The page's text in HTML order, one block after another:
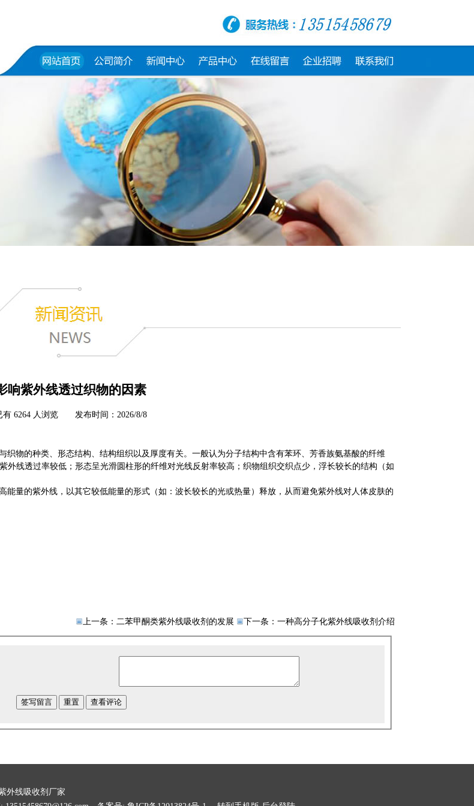
响紫外线透过织物的因素
有 6264 人浏览 发布时间：2026/8/8
物的种类、形态结构、结构组织以及厚度有关。一般认为分子结构中含有苯环、芳香族氨基酸的纤维
外线透过率较低；形态呈光滑圆柱形的纤维对光线反射率较高；织物组织交织点少，浮长较长的结构（如
能量的紫外线，以其它较低能量的形式（如：波长较长的光或热量）释放，从而避免紫外线对人体皮肤的
上一条： 二苯甲酮类紫外线吸收剂的发展 下一条： 一种高分子化紫外线吸收剂介绍
外线吸收剂厂家